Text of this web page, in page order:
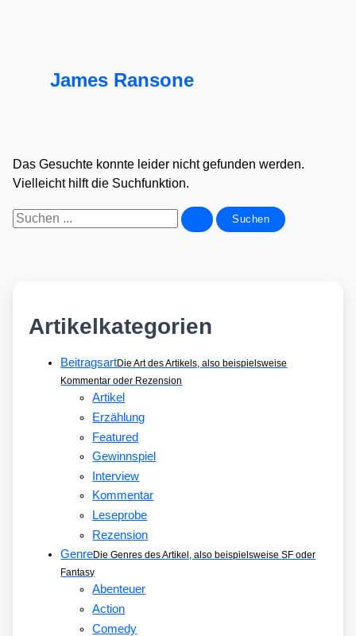
James Ransone
Das Gesuchte konnte leider nicht gefunden werden.
Vielleicht hilft die Suchfunktion.
Suchen
Artikelkategorien
BeitragsartDie Art des Artikels, also beispielsweise
Kommentar oder Rezension
Artikel
Erzählung
Featured
Gewinnspiel
Interview
Kommentar
Leseprobe
Rezension
GenreDie Genres des Artikel, also beispielsweise SF oder
Fantasy
Abenteuer
Action
Comedy